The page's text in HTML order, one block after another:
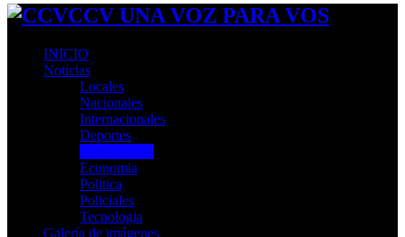
CCV UNA VOZ PARA VOS
INICIO
Noticias
Locales
Nacionales
Internacionales
Deportes
Economia
Politica
Policiales
Tecnologia
Galería de imágenes